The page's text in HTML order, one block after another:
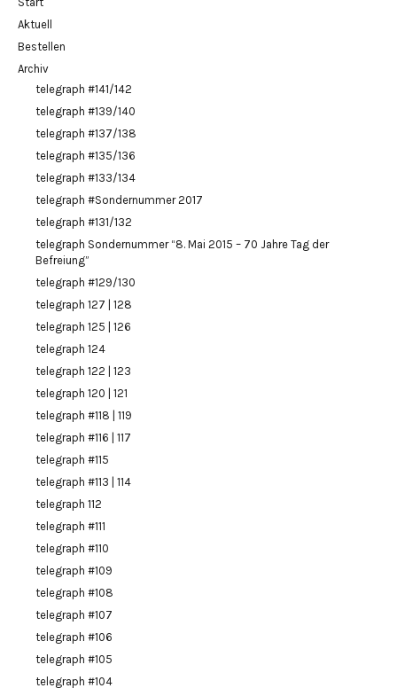
Aktuell
Bestellen
Archiv
telegraph #141/142
telegraph #139/140
telegraph #137/138
telegraph #135/136
telegraph #133/134
telegraph #Sondernummer 2017
telegraph #131/132
telegraph Sondernummer “8. Mai 2015 – 70 Jahre Tag der
Befreiung”
telegraph #129/130
telegraph 127 | 128
telegraph 125 | 126
telegraph 124
telegraph 122 | 123
telegraph 120 | 121
telegraph #118 | 119
telegraph #116 | 117
telegraph #115
telegraph #113 | 114
telegraph 112
telegraph #111
telegraph #110
telegraph #109
telegraph #108
telegraph #107
telegraph #106
telegraph #105
telegraph #104